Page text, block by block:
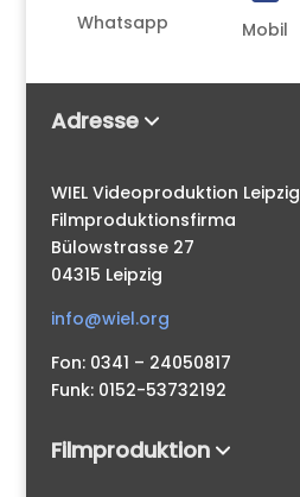
Whatsapp Mobil
Adresse
WIEL Videoproduktion Leipzig
Filmproduktionsfirma
Bülowstrasse 27
04315 Leipzig
info@wiel.org
Fon: 0341 – 24050817
Funk: 0152-53732192
Filmproduktion